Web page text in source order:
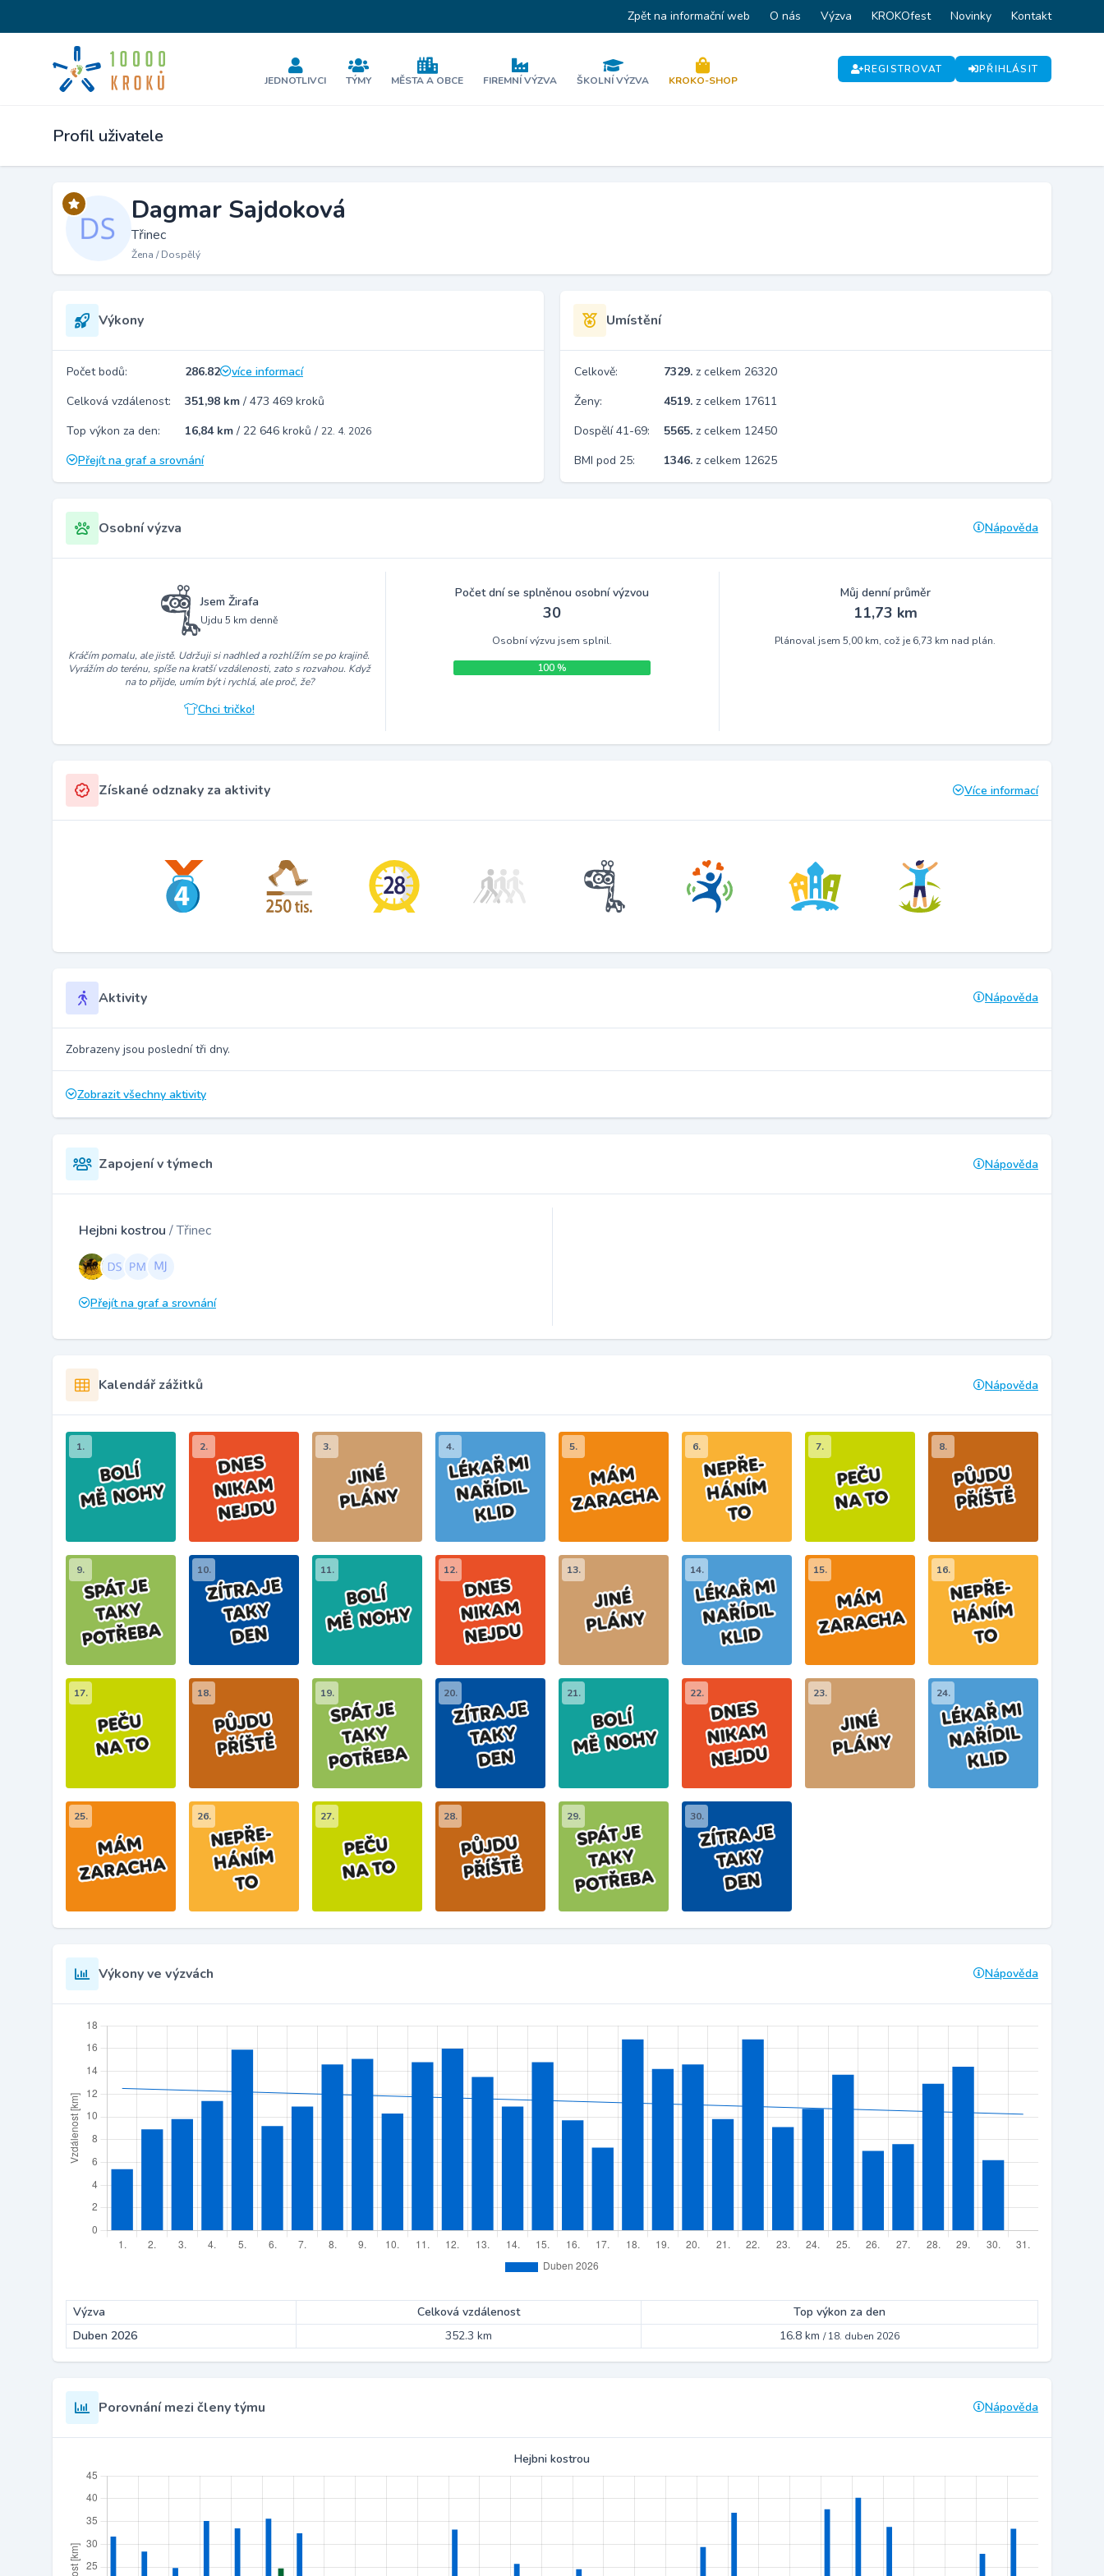
Zpět na informační web O nás Výzva KROKOfest Novinky Kontakt
JEDNOTLIVCI TÝMY MĚSTA A OBCE FIREMNÍ VÝZVA ŠKOLNÍ VÝZVA KROKO-SHOP
REGISTROVAT PŘIHLÁSIT
Profil uživatele
Dagmar Sajdoková
Třinec
Žena / Dospělý
Výkony
Počet bodů: 286.82
více informací
Celková vzdálenost:
351,98 km / 473 469 kroků
Top výkon za den:
16,84 km / 22 646 kroků / 22. 4. 2026
Přejít na graf a srovnání
Umístění
Celkově: 7329. z celkem 26320
Ženy:
4519. z celkem 17611
Dospělí 41-69:
5565. z celkem 12450
BMI pod 25:
1346. z celkem 12625
Osobní výzva Nápověda
Jsem Žirafa
Ujdu 5 km denně
Kráčím pomalu, ale jistě. Udržuji si nadhled a rozhlížím se po krajině.
Vyrážím do terénu, spíše na kratší vzdálenosti, zato s rozvahou. Když
na to přijde, umím být i rychlá, ale proč, že?
Chci tričko!
Počet dní se splněnou osobní výzvou
30
Osobní výzvu jsem splnil.
100 %
Můj denní průměr
11,73 km
Plánoval jsem 5,00 km, což je 6,73 km nad plán.
Získané odznaky za aktivity Více informací
Aktivity Nápověda
Zobrazeny jsou poslední tři dny.
Zobrazit všechny aktivity
Zapojení v týmech Nápověda
Hejbni kostrou / Třinec
Přejít na graf a srovnání
Kalendář zážitků Nápověda
1. 2. 3. 4. 5. 6. 7. 8.
9. 10. 11. 12. 13. 14. 15. 16.
17. 18. 19. 20. 21. 22. 23. 24.
25. 26. 27. 28. 29. 30.
Výkony ve výzvách Nápověda
Výzva Celková vzdálenost
Top výkon za den
Duben 2026
352.3 km 16.8 km /18. duben 2026
Porovnání mezi členy týmu Nápověda
Hejbni kostrou